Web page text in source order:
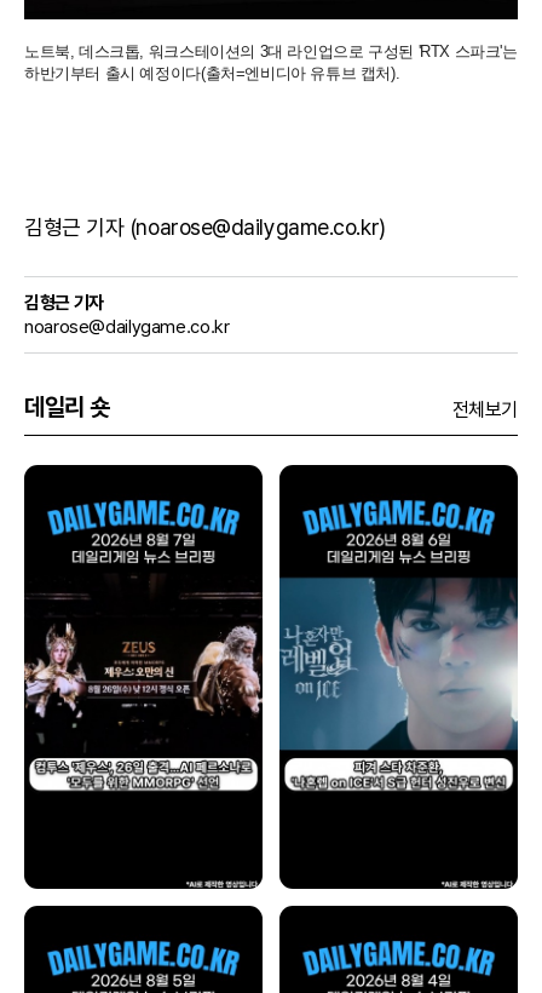
노트북, 데스크톱, 워크스테이션의 3대 라인업으로 구성된 'RTX 스파크'는
하반기부터 출시 예정이다(출처=엔비디아 유튜브 캡처).
김형근 기자 (noarose@dailygame.co.kr)
김형근 기자
noarose@dailygame.co.kr
데일리 숏 전체보기